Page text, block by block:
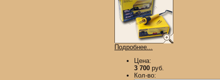
Подробнее...
Цена:
3 700 руб.
Кол-во: